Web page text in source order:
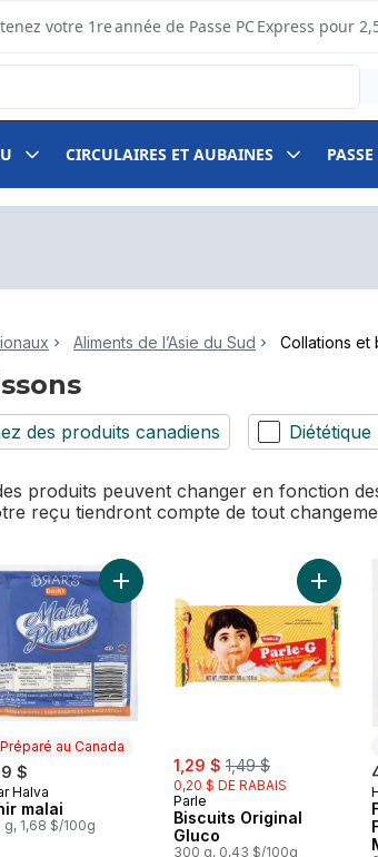
votre 1re année de Passe PC Express pour
CIRCULAIRES ET AUBAINES
Aliments de l’Asie du Sud Collations et
des produits canadiens Diététique
produits peuvent changer en fonction
reçu tiendront compte de tout
au panier
Préparé au Canada
$
au Canada
Halva
malai
g, 1,68 $/100g
Ajouter Panir malai au panier
sale:
1,29 $ , formerly:
1,49 $
0,20 $ DE RABAIS
Parle
Biscuits Original
Gluco
300 g, 0,43 $/100g
Ajouter